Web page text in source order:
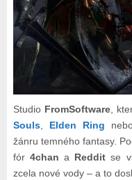
Studio FromSoftware,
Souls, Elden Ring
žánru temného fantasy.
fór 4chan a Reddit se
zcela nové vody – a to